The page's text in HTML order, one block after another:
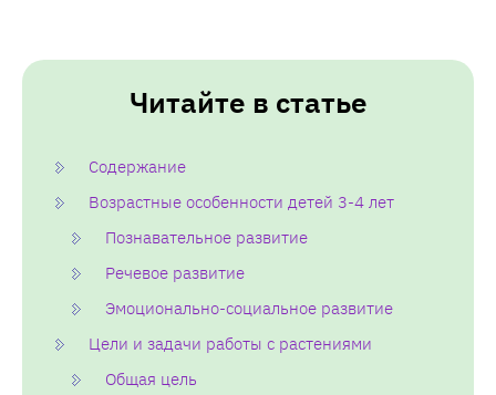
Читайте в статье
Содержание
Возрастные особенности детей 3-4 лет
Познавательное развитие
Речевое развитие
Эмоционально-социальное развитие
Цели и задачи работы с растениями
Общая цель